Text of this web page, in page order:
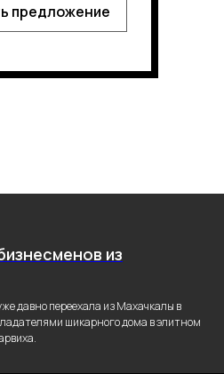
предложение
из
давно переехала из Махачкалы в
шикарного дома в элитном